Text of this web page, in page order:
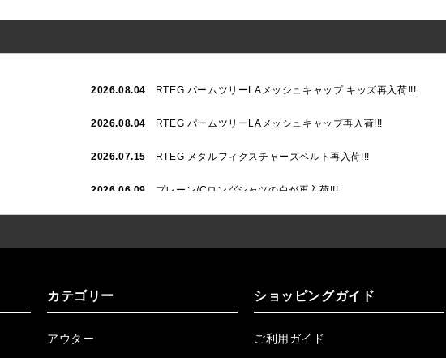
2026.08.04 RTEG パームツリーLAメッシュキャップ キッズ再入荷!!!
2026.08.04 RTEG パームツリーLAメッシュキャップ再入荷!!!
2026.07.15 RTEG メタルフィクスチャーズベルト再入荷!!!
2026.06.09 プレーン/Cロングシャツの白が再入荷!!!
2026.05.08 24/フリンジデニムロングパンツ再入荷!!!
カテゴリー
アウター
ショッピングガイド
ご利用ガイド